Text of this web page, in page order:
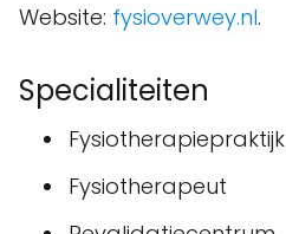
Website: fysioverwey.nl.
Specialiteiten
Fysiotherapiepraktijk
Fysiotherapeut